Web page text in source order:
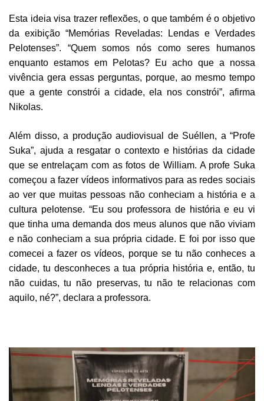
Esta ideia visa trazer reflexões, o que também é o objetivo
da exibição “Memórias Reveladas: Lendas e Verdades
Pelotenses”. “Quem somos nós como seres humanos
enquanto estamos em Pelotas? Eu acho que a nossa
vivência gera essas perguntas, porque, ao mesmo tempo
que a gente constrói a cidade, ela nos constrói”, afirma
Nikolas.
Além disso, a produção audiovisual de Suéllen, a “Profe
Suka”, ajuda a resgatar o contexto e histórias da cidade
que se entrelaçam com as fotos de William. A profe Suka
começou a fazer vídeos informativos para as redes sociais
ao ver que muitas pessoas não conheciam a história e a
cultura pelotense. “Eu sou professora de história e eu vi
que tinha uma demanda dos meus alunos que não viviam
e não conheciam a sua própria cidade. E foi por isso que
comecei a fazer os vídeos, porque se tu não conheces a
cidade, tu desconheces a tua própria história e, então, tu
não cuidas, tu não preservas, tu não te relacionas com
aquilo, né?”, declara a professora.